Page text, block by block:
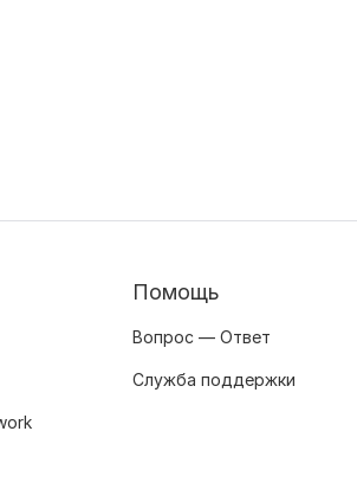
Помощь
Вопрос — Ответ
Служба поддержки